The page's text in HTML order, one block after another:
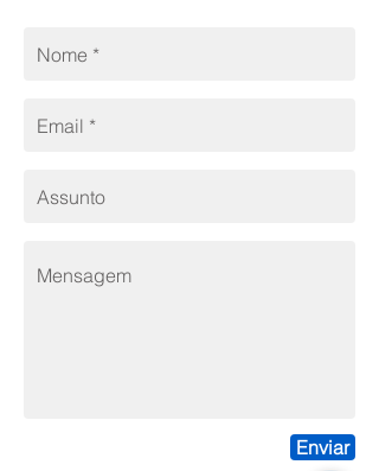
Enviar